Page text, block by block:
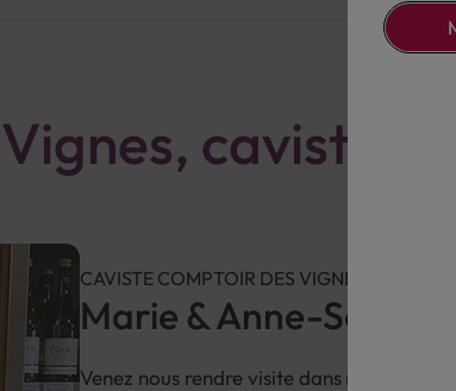
caviste à
CAVISTE COMPTOIR DES VIGNES
Marie & Anne-Sophie
Venez nous rendre visite dansnotre cave à